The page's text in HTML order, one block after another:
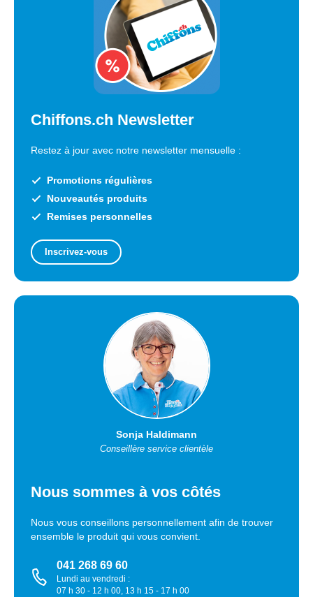
Chiffons.ch Newsletter
Restez à jour avec notre newsletter mensuelle :
Promotions régulières
Nouveautés produits
Remises personnelles
Inscrivez-vous
Nous sommes à vos côtés
Nous vous conseillons personnellement afin de trouver
ensemble le produit qui vous convient.
041 268 69 60
Lundi au vendredi :
07 h 30 - 12 h 00, 13 h 15 - 17 h 00
Sonja Haldimann
Conseillère service clientèle